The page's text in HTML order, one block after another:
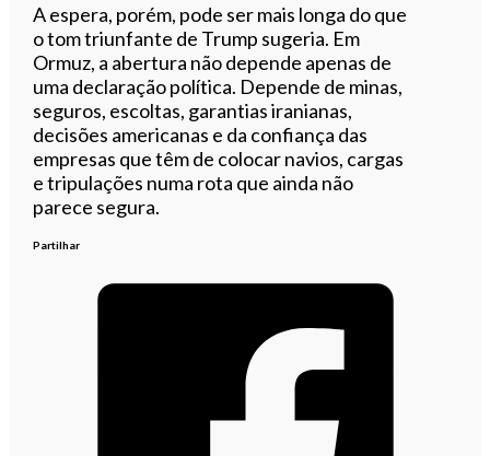
A espera, porém, pode ser mais longa do que
o tom triunfante de Trump sugeria. Em
Ormuz, a abertura não depende apenas de
uma declaração política. Depende de minas,
seguros, escoltas, garantias iranianas,
decisões americanas e da confiança das
empresas que têm de colocar navios, cargas
e tripulações numa rota que ainda não
parece segura.
Partilhar